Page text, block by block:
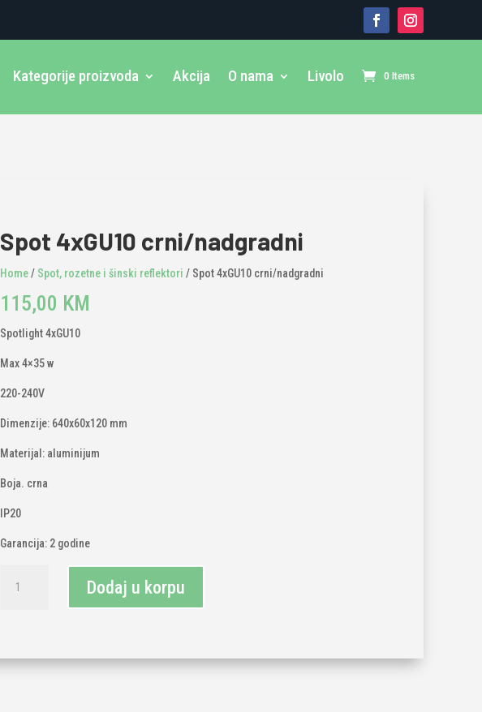
Kategorije proizvoda Akcija O nama Livolo 0 Items
Spot 4xGU10 crni/nadgradni
Home/ Spot, rozetne i šinski reflektori / Spot 4xGU10 crni/nadgradni
115,00 KM
Spotlight 4xGU10
Max 4×35 w
220-240V
Dimenzije: 640x60x120 mm
Materijal: aluminijum
Boja. crna
IP20
Garancija: 2 godine
4xGU10
Dodaj u korpu